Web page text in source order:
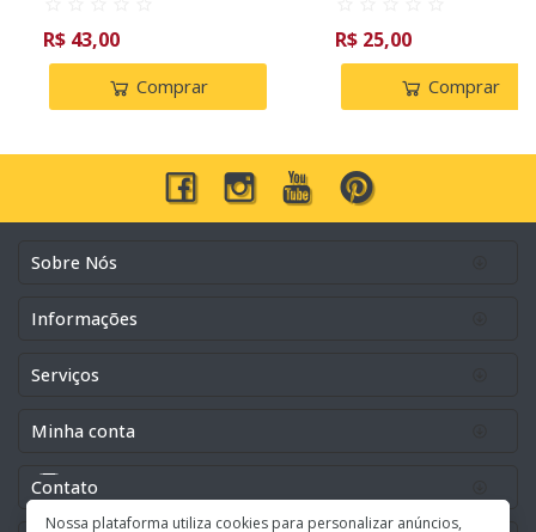
Nossa plataforma utiliza cookies para personalizar anúncios,
R$ 43,00
Comprar
R$ 25,00
Comprar
Sobre Nós
Informações
Serviços
Minha conta
Contato